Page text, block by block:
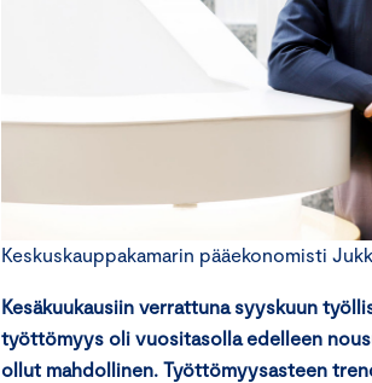
Keskuskauppakamarin pääekonomisti
Kesäkuukausiin verrattuna syyskuun
työttömyys oli vuositasolla edelleen
ollut mahdollinen. Työttömyysasteen